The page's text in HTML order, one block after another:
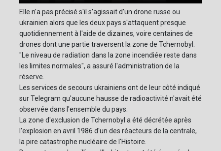
Elle n'a pas précisé s'il s'agissait d'un drone russe ou
ukrainien alors que les deux pays s'attaquent presque
quotidiennement à l'aide de dizaines, voire centaines de
drones dont une partie traversent la zone de Tchernobyl.
"Le niveau de radiation dans la zone incendiée reste dans
les limites normales", a assuré l'administration de la
réserve.
Les services de secours ukrainiens ont de leur côté indiqué
sur Telegram qu'aucune hausse de radioactivité n'avait été
observée dans l'ensemble du pays.
La zone d'exclusion de Tchernobyl a été décrétée après
l'explosion en avril 1986 d'un des réacteurs de la centrale,
la pire catastrophe nucléaire de l'Histoire.